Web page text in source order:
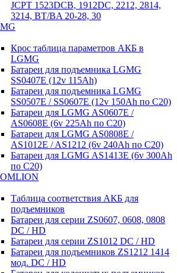
JCPT 1523DCB, 1912DC, 2212, 2814,
3214, BT/BA 20-28, 30
Крос таблица параметров АКБ в
LGMG
Батареи для подъемника LGMG
SS0407E (12v 115Ah)
Батареи для подъемника LGMG
SS0507E / SS0607E (12v 150Ah по С20)
Батареи для LGMG AS0607E /
AS0608E (6v 225Ah по С20)
Батареи для LGMG AS0808E /
AS1012E / AS1212 (6v 240Ah по С20)
Батареи для LGMG AS1413E (6v 300Ah
по С20)
Таблица соответствия АКБ для
подъемников
Батареи для серии ZS0607, 0608, 0808
DC / HD
Батареи для серии ZS1012 DC / HD
Батареи для подъемников ZS1212 1414
мод. DC / HD